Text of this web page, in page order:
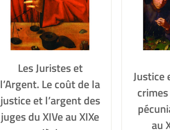
Les Juristes et
l’Argent. Le coût de la
justice et l’argent des
juges du XIVe au XIXe
Justice
au